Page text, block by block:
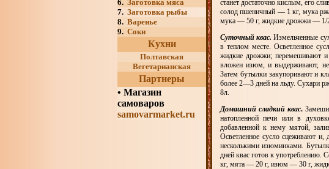
6. Заготовка мяса
7. Заготовка рыбы
8. Варенье
9. Соки
Кухни
Полтавская
Вегетарианская
Партнеры
• Магазин
самоваров
samovarmarket.ru
станет достаточно кислым, его
солод пшеничный — 1 кг, мука
мука — 50 г, жидкие дрожжи — 1/
Суточный квас. Измельченные
в теплом месте. Осветленное
жидкие дрожжи; перемешивают и
вложен изюм, и выдерживают, не
Затем бутылки закупоривают и
более 2—3 дней на льду. Сухари
8л.
Домашний сладкий квас.
натопленной печи или в
добавленной к нему мятой,
Осветленное сусло сцеживают
несколькими изюминками.
дней квас готов к
кг, мята — 20 г, изюм — 30 г,